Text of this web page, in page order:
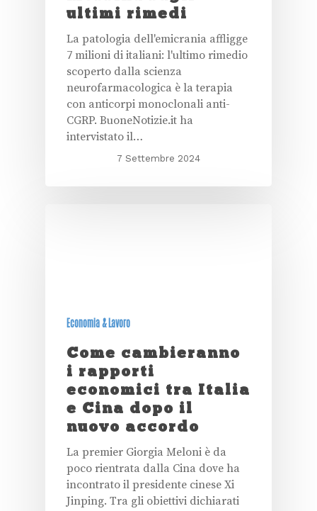
ultimi rimedi
La patologia dell'emicrania affligge
7 milioni di italiani: l'ultimo rimedio
scoperto dalla scienza
neurofarmacologica è la terapia
con anticorpi monoclonali anti-
CGRP. BuoneNotizie.it ha
intervistato il…
7 Settembre 2024
Economia & Lavoro
Come cambieranno
i rapporti
economici tra Italia
e Cina dopo il
nuovo accordo
La premier Giorgia Meloni è da
poco rientrata dalla Cina dove ha
incontrato il presidente cinese Xi
Jinping. Tra gli obiettivi dichiarati